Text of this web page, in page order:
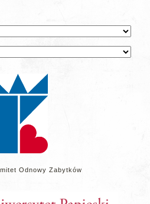
Odnowy Zabytków